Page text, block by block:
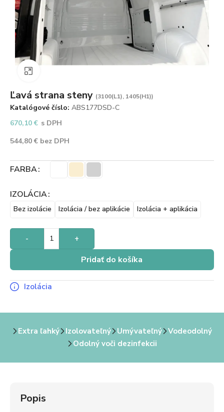
Ľavá strana steny (3100(L1), 1405(H1))
Katalógové číslo: ABS177DSD-C
670,10€ s DPH
544,80€ bez DPH
FARBA
IZOLÁCIA
Bez izolácie Izolácia / bez aplikácie Izolácia + aplikácia
- +
Pridať do košíka
Izolácia
Extra ľahký Izolovateľný Umývateľný
Vodeodolný
Odolný voči dezinfekcii
Popis